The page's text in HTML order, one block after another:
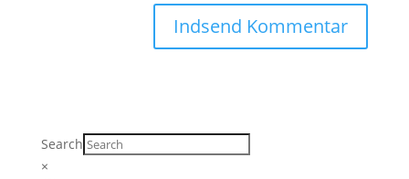
Search
×